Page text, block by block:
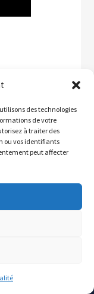
des technologies
de votre
à traiter des
ou vos identifiants
peut affecter